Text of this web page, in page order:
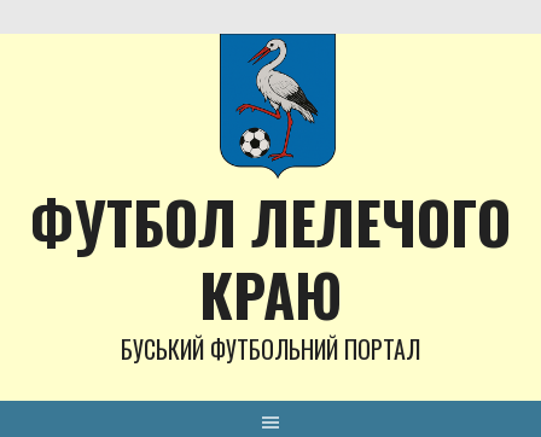
to
ФУТБОЛ ЛЕЛЕЧОГО
КРАЮ
БУСЬКИЙ ФУТБОЛЬНИЙ ПОРТАЛ